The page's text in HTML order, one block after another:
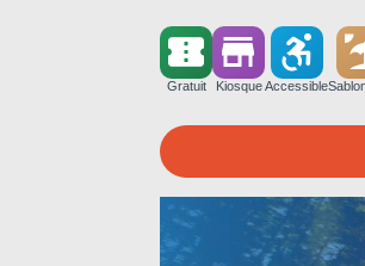
Gratuit Kiosque Accessible